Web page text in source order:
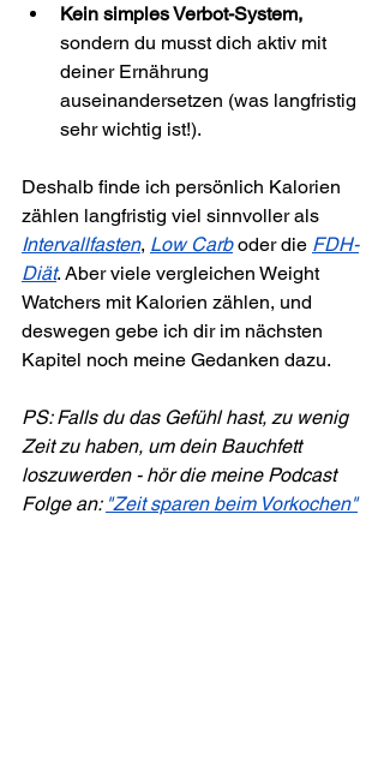
Kein simples Verbot-System,
sondern du musst dich aktiv mit
deiner Ernährung
auseinandersetzen (was langfristig
sehr wichtig ist!).
Deshalb finde ich persönlich Kalorien
zählen langfristig viel sinnvoller als
Intervallfasten, Low Carb oder die FDH-
Diät. Aber viele vergleichen Weight
Watchers mit Kalorien zählen, und
deswegen gebe ich dir im nächsten
Kapitel noch meine Gedanken dazu.
PS: Falls du das Gefühl hast, zu wenig
Zeit zu haben, um dein Bauchfett
loszuwerden - hör die meine Podcast
Folge an: "Zeit sparen beim Vorkochen"